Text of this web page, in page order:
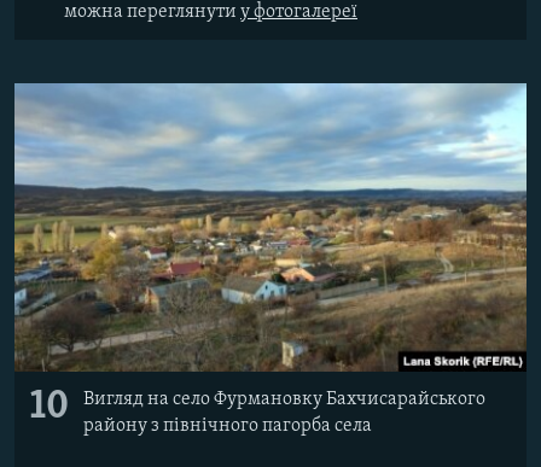
можна переглянути у фотогалереї​
10
Вигляд на село Фурмановку Бахчисарайського
району з північного пагорба села